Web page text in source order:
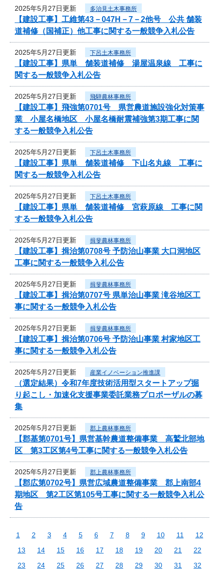
2025年5月27日更新 多治見土木事務所
【建設工事】工維第43－047H－7－2他号 公共 舗装
道補修（国補正）他工事に関する一般競争入札公告
2025年5月27日更新 下呂土木事務所
【建設工事】県単 舗装道補修 湯屋温泉線 工事に
関する一般競争入札公告
2025年5月27日更新 飛騨農林事務所
【建設工事】飛強第0701号 県営農道施設強化対策事
業 小屋名橋地区 小屋名橋耐震補強第3期工事に関
する一般競争入札公告
2025年5月27日更新 下呂土木事務所
【建設工事】県単 舗装道補修 下山名丸線 工事に
関する一般競争入札公告
2025年5月27日更新 下呂土木事務所
【建設工事】県単 舗装道補修 宮萩原線 工事に関
する一般競争入札公告
2025年5月27日更新 揖斐農林事務所
【建設工事】揖治第0708号 予防治山事業 大口洞地区
工事に関する一般競争入札公告
2025年5月27日更新 揖斐農林事務所
【建設工事】揖治第0707号 県単治山事業 滝谷地区工
事に関する一般競争入札公告
2025年5月27日更新 揖斐農林事務所
【建設工事】揖治第0706号 予防治山事業 村家地区工
事に関する一般競争入札公告
2025年5月27日更新 産業イノベーション推進課
（選定結果）令和7年度技術活用型スタートアップ掘
り起こし・加速化支援事業委託業務プロポーザルの募
集
2025年5月27日更新 郡上農林事務所
【郡基第0701号】県営基幹農道整備事業 高鷲北部地
区 第3工区第4号工事に関する一般競争入札公告
2025年5月27日更新 郡上農林事務所
【郡広第0702号】県営広域農道整備事業 郡上南部4
期地区 第2工区第105号工事に関する一般競争入札公
告
1 2 3 4 5 6 7 8 9 10 11
12
13
14 15 16 17 18 19 20 21
22
23
24 25 26 27 28 29 30 31
32